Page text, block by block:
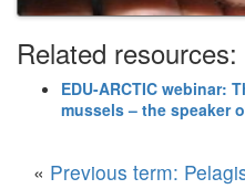
Related resources:
EDU-ARCTIC webinar:
mussels – the speaker
« Previous term: